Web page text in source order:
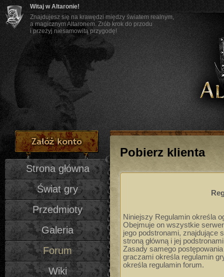
Witaj w Altaronie!
Znajdujesz się na krawędzi między światem realnym,
a magicznym Altaronem. Zrób krok do przodu
i przeżyj niesamowitą przygodę!
Strona główna
Świat gry
Przedmioty
Galeria
Forum
Wiki
Pobierz klienta
Niniejszy Regulamin określa
Obejmuje on wszystkie
jego podstronami, znajdujące
stroną główną i jej
Zasady samego
graczami określa regulamin
określa regulamin forum.